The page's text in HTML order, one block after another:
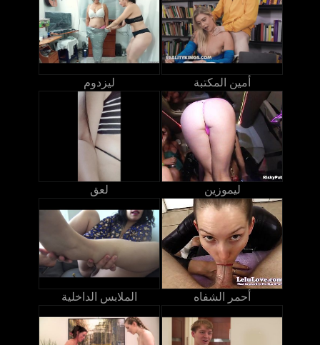
ليزدوم أمين المكتبة
لعق ليموزين
الملابس الداخلية أحمر الشفاه